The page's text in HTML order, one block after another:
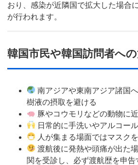
おり、感染が近隣国で拡大した場合
が行われます。
韓国市民や韓国訪問者へ
南アジアや東南アジア諸国
樹液の摂取を避ける
豚やコウモリなどの動物に
日常的に手洗いやアルコー
人が集まる場面ではマスク
渡航後に発熱や頭痛が出た
関を受診し、必ず渡航歴を申告